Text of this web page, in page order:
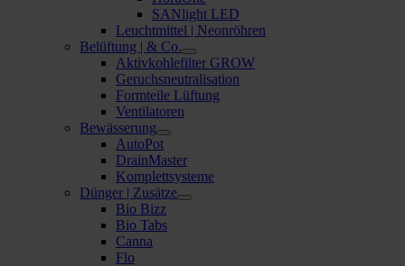
SANlight LED
Leuchtmittel | Neonröhren
Belüftung | & Co.
Aktivkohlefilter GROW
Geruchsneutralisation
Formteile Lüftung
Ventilatoren
Bewässerung
AutoPot
DrainMaster
Komplettsysteme
Dünger | Zusätze
Bio Bizz
Bio Tabs
Canna
Flo